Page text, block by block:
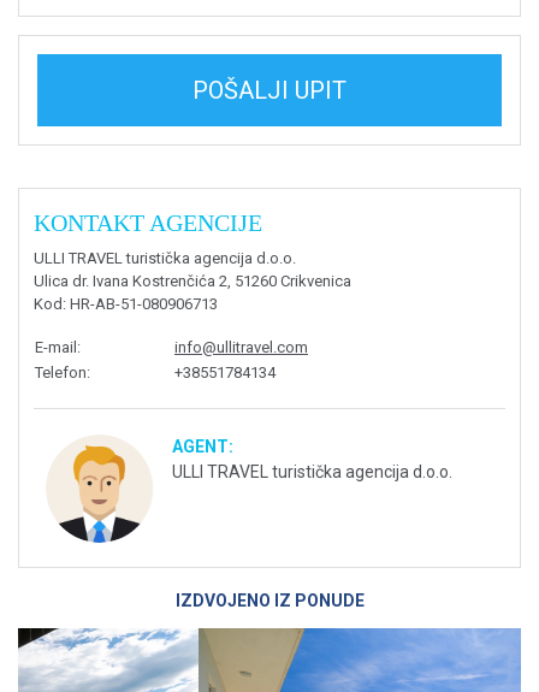
POŠALJI UPIT
KONTAKT AGENCIJE
ULLI TRAVEL turistička agencija d.o.o.
Ulica dr. Ivana Kostrenčića 2, 51260 Crikvenica
Kod : HR-AB-51-080906713
E-mail :
info@ullitravel.com
Telefon: +38551784134
AGENT:
ULLI TRAVEL turistička agencija d.o.o.
IZDVOJENO IZ PONUDE